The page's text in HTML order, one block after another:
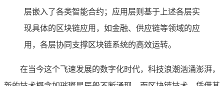
层嵌入了各类智能合约；应用层则基于上述各层实
现具体的区块链应用，如金融、供应链等领域的应
用，各层协同支撑区块链系统的高效运转。
在当今这个飞速发展的数字化时代，科技浪潮汹涌澎湃，